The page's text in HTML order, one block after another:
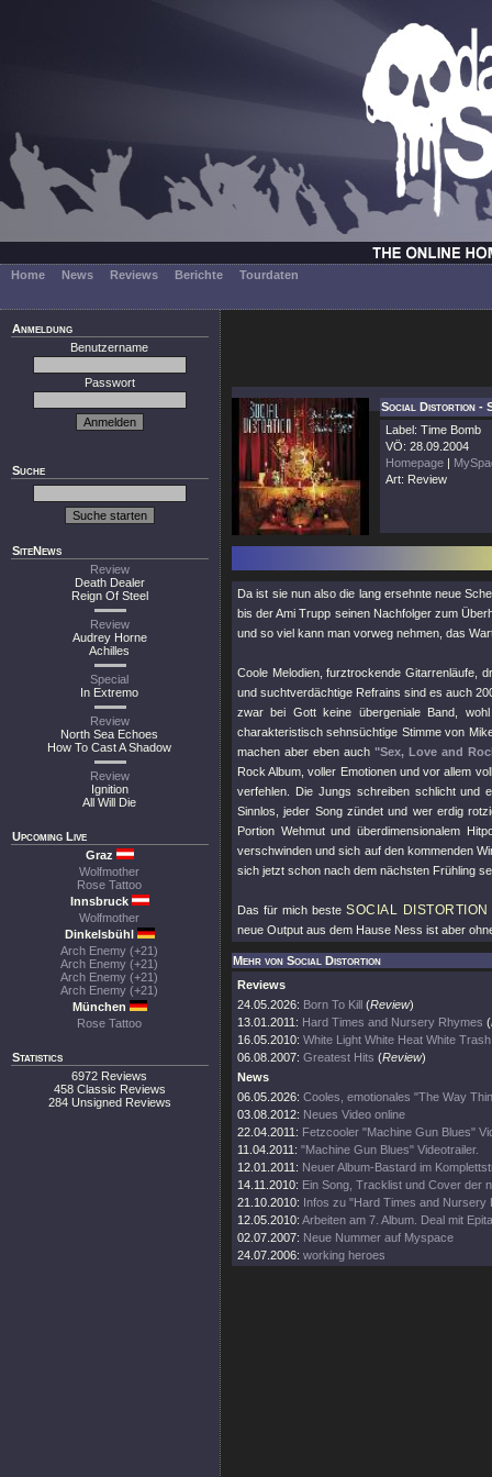
Home News Reviews Berichte Tourdaten
Anmeldung
Benutzername
Passwort
Suche
SiteNews
Review
Death Dealer
Reign Of Steel
Review
Audrey Horne
Achilles
Special
In Extremo
Review
North Sea Echoes
How To Cast A Shadow
Review
Ignition
All Will Die
Upcoming Live
Graz
Wolfmother
Rose Tattoo
Innsbruck
Wolfmother
Dinkelsbühl
Arch Enemy (+21)
Arch Enemy (+21)
Arch Enemy (+21)
Arch Enemy (+21)
München
Rose Tattoo
Statistics
6972 Reviews
458 Classic Reviews
284 Unsigned Reviews
Social Distortion -
Label: Time Bomb
VÖ: 28.09.2004
Homepage |
Art: Review
Da ist sie nun also die lang ersehnte neue
bis der Ami Trupp seinen Nachfolger zum
und so viel kann man vorweg nehmen, das
Coole Melodien, furztrockende Gitarrenläufe,
und suchtverdächtige Refrains sind es auch
zwar bei Gott keine übergeniale Band,
charakteristisch sehnsüchtige Stimme von
machen aber eben auch "Sex, Love and
Rock Album, voller Emotionen und vor allem
verfehlen. Die Jungs schreiben schlicht und
Sinnlos, jeder Song zündet und wer erdig
Portion Wehmut und überdimensionalem
verschwinden und sich auf den kommenden
sich jetzt schon nach dem nächsten Frühling
Das für mich besteSOCIAL DISTORTION
neue Output aus dem Hause Ness ist aber
Mehr von Social Distortion
Reviews
24.05.2026: Born To Kill (Review)
13.01.2011: Hard Times and Nursery Rhymes (
16.05.2010: White Light White Heat White Trash
06.08.2007: Greatest Hits (Review)
News
06.05.2026: Cooles, emotionales "The Way
03.08.2012: Neues Video online
22.04.2011: Fetzcooler "Machine Gun Blues"
11.04.2011: "Machine Gun Blues" Videotrailer.
12.01.2011: Neuer Album-Bastard im
14.11.2010: Ein Song, Tracklist und Cover der
21.10.2010: Infos zu "Hard Times and Nursery
12.05.2010: Arbeiten am 7. Album. Deal mit
02.07.2007: Neue Nummer auf Myspace
24.07.2006: working heroes